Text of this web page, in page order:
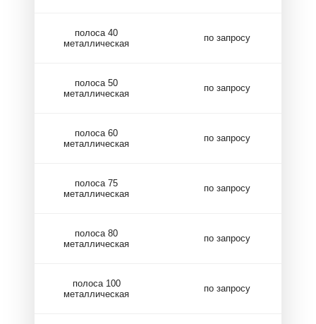
полоса 40
металлическая
по запросу
полоса 50
металлическая
по запросу
полоса 60
металлическая
по запросу
полоса 75
металлическая
по запросу
полоса 80
металлическая
по запросу
полоса 100
металлическая
по запросу